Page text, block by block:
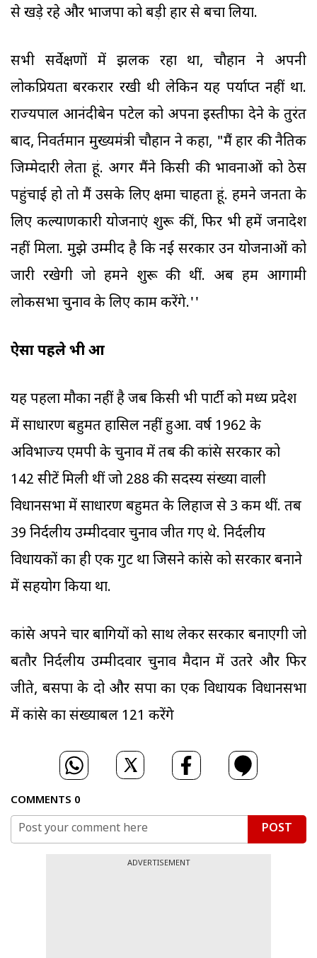
से खड़े रहे और भाजपा को बड़ी हार से बचा लिया.
सभी सर्वेक्षणों में झलक रहा था, चौहान ने अपनी
लोकप्रियता बरकरार रखी थी लेकिन यह पर्याप्त नहीं था.
राज्यपाल आनंदीबेन पटेल को अपना इस्तीफा देने के तुरंत
बाद, निवर्तमान मुख्यमंत्री चौहान ने कहा, "मैं हार की नैतिक
जिम्मेदारी लेता हूं. अगर मैंने किसी की भावनाओं को ठेस
पहुंचाई हो तो मैं उसके लिए क्षमा चाहता हूं. हमने जनता के
लिए कल्याणकारी योजनाएं शुरू कीं, फिर भी हमें जनादेश
नहीं मिला. मुझे उम्मीद है कि नई सरकार उन योजनाओं को
जारी रखेगी जो हमने शुरू की थीं. अब हम आगामी
लोकसभा चुनाव के लिए काम करेंगे.''
ऐसा पहले भी हुआ
यह पहला मौका नहीं है जब किसी भी पार्टी को मध्य प्रदेश
में साधारण बहुमत हासिल नहीं हुआ. वर्ष 1962 के
अविभाज्य एमपी के चुनाव में तब की कांग्रेस सरकार को
142 सीटें मिली थीं जो 288 की सदस्य संख्या वाली
विधानसभा में साधारण बहुमत के लिहाज से 3 कम थीं. तब
39 निर्दलीय उम्मीदवार चुनाव जीत गए थे. निर्दलीय
विधायकों का ही एक गुट था जिसने कांग्रेस को सरकार बनाने
में सहयोग किया था.
कांग्रेस अपने चार बागियों को साथ लेकर सरकार बनाएगी जो
बतौर निर्दलीय उम्मीदवार चुनाव मैदान में उतरे और फिर
जीते, बसपा के दो और सपा का एक विधायक विधानसभा
में कांग्रेस का संख्याबल 121 करेंगे
COMMENTS 0
POST
ADVERTISEMENT